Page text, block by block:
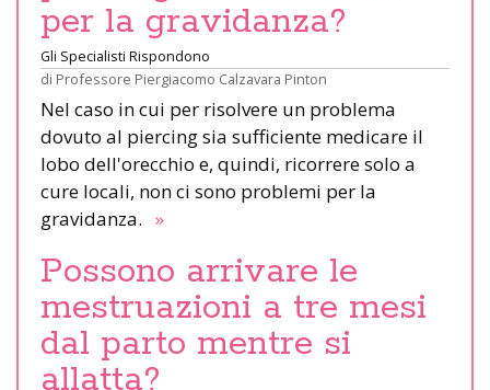
per la gravidanza?
Gli Specialisti Rispondono
di Professore Piergiacomo Calzavara Pinton
Nel caso in cui per risolvere un problema
dovuto al piercing sia sufficiente medicare il
lobo dell'orecchio e, quindi, ricorrere solo a
cure locali, non ci sono problemi per la
gravidanza. »
Possono arrivare le
mestruazioni a tre mesi
dal parto mentre si
allatta?